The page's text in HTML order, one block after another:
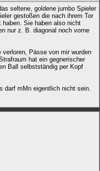
seltene, goldene jumbo Spieler
gestoßen die nach ihrem Tor
haben. Sie haben also nicht
nur z. B. diagonal noch vorne
Pässe von mir wurden
hat ein gegnerischer
Ball selbstständig per Kopf
darf mMn eigentlich nicht sein.